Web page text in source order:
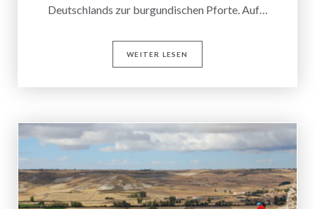
Deutschlands zur burgundischen Pforte. Auf…
WEITER LESEN